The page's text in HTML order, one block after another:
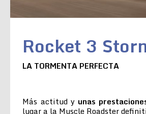
Rocket 3
LA TORMENTA PERFECTA
Más actitud y unas
lugar a la Muscle Roadster